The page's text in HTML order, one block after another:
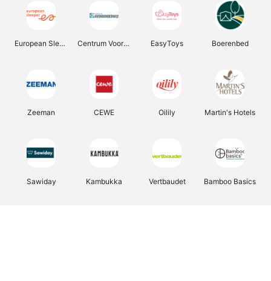
European Sleeper Centrum Voor Avondonderwijs EasyToys Boerenbed
Zeeman CEWE Oilily Martin's Hotels
Sawiday Kambukka Vertbaudet Bamboo Basics